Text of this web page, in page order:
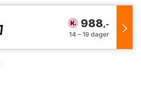
988,-
14 – 19 dager